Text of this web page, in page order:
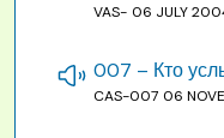
VAS- 06 JULY
007 – Кто
CAS-007 06